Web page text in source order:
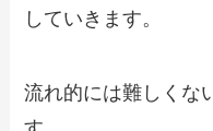
していきます。
流れ的には難しくな